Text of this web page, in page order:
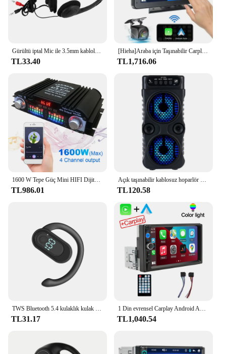
Gürültü iptal Mic ile 3.5mm kablolu kulaklıklar PC dizüstü bilgisayar için evrensel USB Stereo kulaklık ayarlanabilir kafa bandı kask
TL33.40
[Hieha]Araba için Taşınabilir Carplay Ekranı, 7 İnç IPS Dokunmatik Ekran Araba Stereo Desteği Kablosuz Carplay
TL1,716.06
1600 W Tepe Güç Mini HIFI Dijital Stereo Amp Dijital 4 Kanal ses amplifikatörü FM Radyo USB Bluetooth Uyumlu Karaoke Oynatıcı
TL986.01
Açık taşınabilir kablosuz hoparlör çift 3 inç müzik Stereo Subwoofer bas dans parti aile Karaoke için USB güç kaynağı
TL120.58
TWS Bluetooth 5.4 kulaklık kulak kancası kablosuz kulaklık HiFi Stereo gürültü azaltma kulaklık Huawei Xiaomi için su geçirmez kulaklık
TL31.17
1 Din evrensel Carplay Android Auto Car radyo multimedya oynatıcı Stereo 1Din Autoradio MP5 DVD 7 inç HD dokunmatik Screenr USB TF
TL1,040.54